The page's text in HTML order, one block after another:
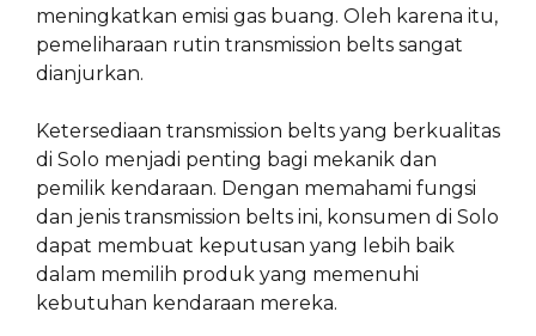
meningkatkan emisi gas buang. Oleh karena itu,
pemeliharaan rutin transmission belts sangat
dianjurkan.
Ketersediaan transmission belts yang berkualitas
di Solo menjadi penting bagi mekanik dan
pemilik kendaraan. Dengan memahami fungsi
dan jenis transmission belts ini, konsumen di Solo
dapat membuat keputusan yang lebih baik
dalam memilih produk yang memenuhi
kebutuhan kendaraan mereka.